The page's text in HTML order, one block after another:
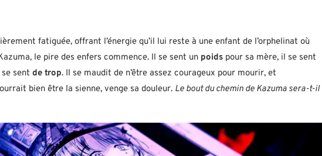
fatiguée, offrant l’énergie qu’il lui reste à une enfant de l’orphelinat où
le pire des enfers commence. Il se sent un poids pour sa mère, il se sent
sent de trop. Il se maudit de n’être assez courageux pour mourir, et
bien être la sienne, venge sa douleur. Le bout du chemin de Kazuma sera-t-il